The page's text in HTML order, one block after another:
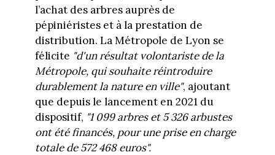
l’achat des arbres auprès de
pépiniéristes et à la prestation de
distribution. La Métropole de Lyon se
félicite "d'un résultat volontariste de la
Métropole, qui souhaite réintroduire
durablement la nature en ville", ajoutant
que depuis le lancement en 2021 du
dispositif, "1 099 arbres et 5 326 arbustes
ont été financés, pour une prise en charge
totale de 572 468 euros".